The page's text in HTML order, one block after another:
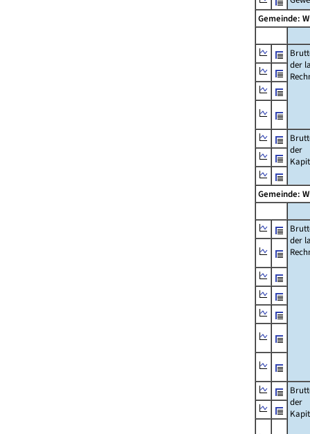
Gemeinde:
der
der
Gemeinde:
der
der